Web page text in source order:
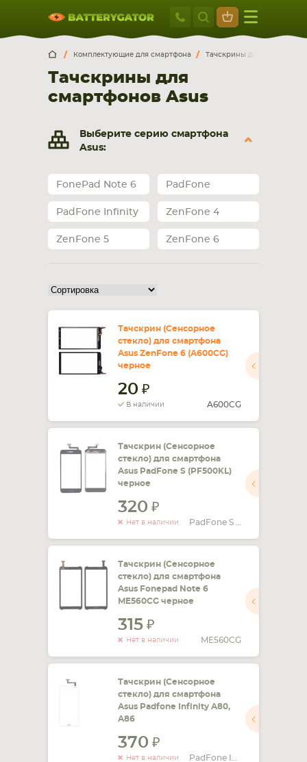
Москва
+7 495 414
Москва
г. Москва, ул. Ткацкая, 5с3 (м. Семеновская)
5 мин. ходьбы от ст.м. “Семеновская”
Обратный звонок
Пн-Вс:
смартфона, планшета
НОУТБУКА ПЛАНШЕТА
СМАРТФОНА КОМПЛЕКТУЮЩИЕ
Комплектующие для смартфона Тачскрины для смартфонов
Тачскрины для
смартфонов Asus
Выберите серию смартфона
Asus:
FonePad Note 6 PadFone
PadFone Infinity ZenFone 4
ZenFone 5 ZenFone 6
Тачскрин (Сенсорное
стекло) для смартфона
Asus ZenFone 6 (A600CG)
черное
20
В наличии A600CG
Тачскрин (Сенсорное
стекло) для смартфона
Asus PadFone S (PF500KL)
черное
320
Нет в наличии
Тачскрин (Сенсорное
стекло) для смартфона
Asus Fonepad Note 6
ME560CG черное
315
Нет в наличии ME560CG
Тачскрин (Сенсорное
стекло) для смартфона
Asus Padfone Infinity A80,
A86
370
Нет в наличии